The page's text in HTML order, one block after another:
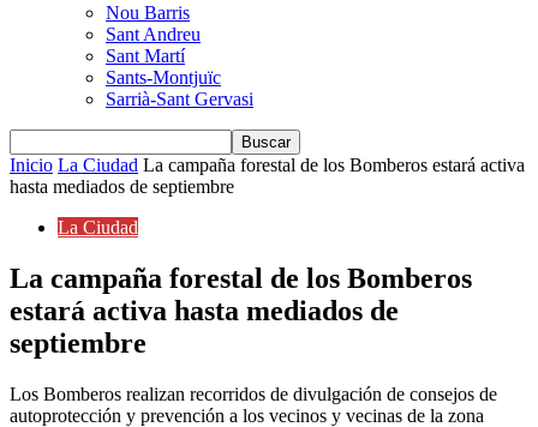
Nou Barris
Sant Andreu
Sant Martí
Sants-Montjuïc
Sarrià-Sant Gervasi
Inicio La Ciudad La campaña forestal de los Bomberos estará activa
hasta mediados de septiembre
La Ciudad
La campaña forestal de los Bomberos
estará activa hasta mediados de
septiembre
Los Bomberos realizan recorridos de divulgación de consejos de
autoprotección y prevención a los vecinos y vecinas de la zona